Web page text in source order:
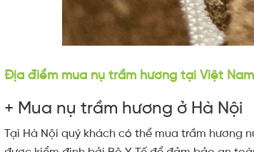
Địa điểm mua nụ trầm hương tại Việt Nam
+ Mua nụ trầm hương ở Hà Nội
Tại Hà Nội quý khách có thể mua trầm hương